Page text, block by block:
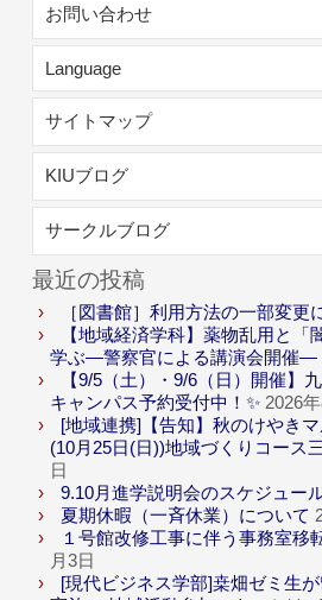
お問い合わせ
Language
サイトマップ
KIUブログ
サークルブログ
最近の投稿
［図書館］利用方法の一部変更
【地域経済学科】薬物乱用と「
学ぶ―警察官による講演会開催―
【9/5（土）・9/6（日）開催】
キャンパス予約受付中！✨ 2026
[地域連携]【告知】秋のけやき
(10月25日(日))地域づくりコース
日
9.10月進学説明会のスケジュー
夏期休暇（一斉休業）について
１号館改修工事に伴う事務室移
月3日
[現代ビジネス学部]桒畑ゼミ生